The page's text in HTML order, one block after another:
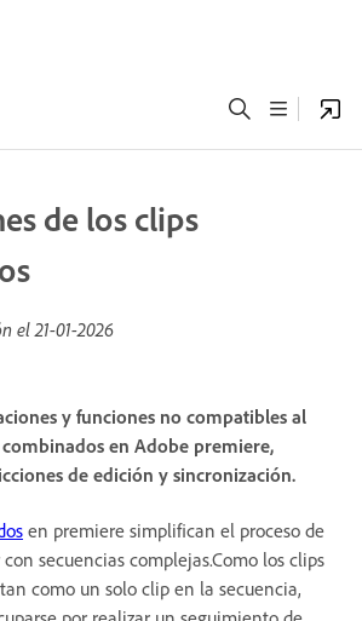
de los clips
el21-01-2026
y funciones no compatibles al
en Adobe premiere,
de edición y sincronización.
en premiere simplifican el proceso de
secuencias complejas.Como los clips
como un solo clip en la secuencia,